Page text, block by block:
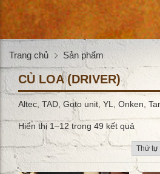
Trang chủ Sản phẩm
CỦ LOA (DRIVER)
Altec, TAD, Goto unit, YL, Onken,
Hiển thị 1–12 trong 49 kết quả